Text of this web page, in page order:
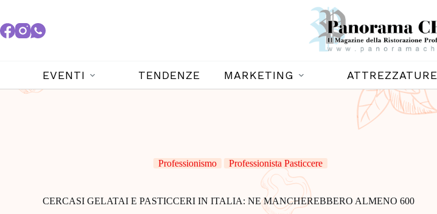
EVENTI TENDENZE MARKETING ATTREZZATURE
Professionismo Professionista Pasticcere
CERCASI GELATAI E PASTICCERI IN ITALIA: NE MANCHEREBBERO ALMENO 600